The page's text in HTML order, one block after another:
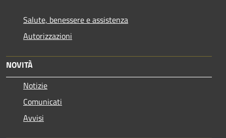
Salute, benessere e assistenza
Autorizzazioni
NOVITÀ
Notizie
Comunicati
Avvisi